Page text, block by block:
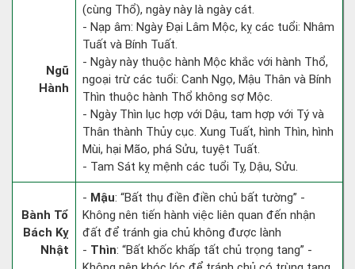
Ngũ
Hành
(cùng Thổ), ngày này là ngày cát.
- Nạp âm: Ngày Đại Lâm Mộc, kỵ các tuổi: Nhâm
Tuất và Bính Tuất.
- Ngày này thuộc hành Mộc khắc với hành Thổ,
ngoại trừ các tuổi: Canh Ngọ, Mậu Thân và Bính
Thìn thuộc hành Thổ không sợ Mộc.
- Ngày Thìn lục hợp với Dậu, tam hợp với Tý và
Thân thành Thủy cục. Xung Tuất, hình Thìn, hình
Mùi, hại Mão, phá Sửu, tuyệt Tuất.
- Tam Sát kỵ mệnh các tuổi Tỵ, Dậu, Sửu.
Bành Tổ
Bách Kỵ
Nhật
- Mậu: “Bất thụ điền điền chủ bất tường” -
Không nên tiến hành việc liên quan đến nhận
đất để tránh gia chủ không được lành
- Thìn: “Bất khốc khấp tất chủ trọng tang” -